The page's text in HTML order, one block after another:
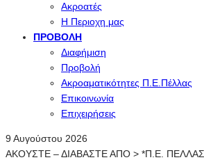
Ακροατές
Η Περιοχη μας
ΠΡΟΒΟΛΉ
Διαφήμιση
Προβολή
Ακροαματικότητες Π.Ε.Πέλλας
Επικοινωνία
Επιχειρήσεις
9 Αυγούστου 2026
ΑΚΟΥΣΤΕ – ΔΙΑΒΑΣΤΕ ΑΠΟ > *Π.Ε.